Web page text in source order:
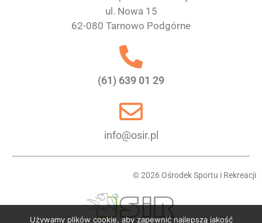
ul. Nowa 15
62-080 Tarnowo Podgórne
(61) 639 01 29
info@osir.pl
© 2026 Ośrodek Sportu i Rekreacji
Używamy plików cookie, aby zapewnić najlepszą jakość